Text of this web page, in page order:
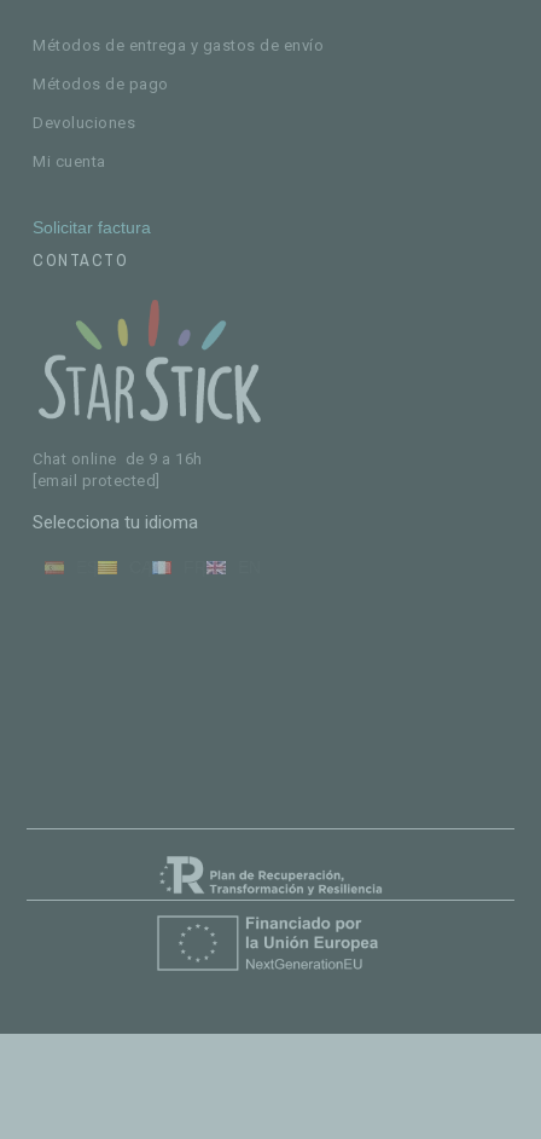
Métodos de entrega y gastos de envío
Métodos de pago
Devoluciones
Mi cuenta
Solicitar factura
CONTACTO
Chat online de 9 a 16h
[email protected]
Selecciona tu idioma
ES CA FR